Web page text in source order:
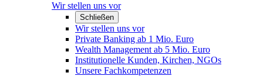
Wir stellen uns vor
Schließen
Wir stellen uns vor
Private Banking ab 1 Mio. Euro
Wealth Management ab 5 Mio. Euro
Institutionelle Kunden, Kirchen, NGOs
Unsere Fachkompetenzen